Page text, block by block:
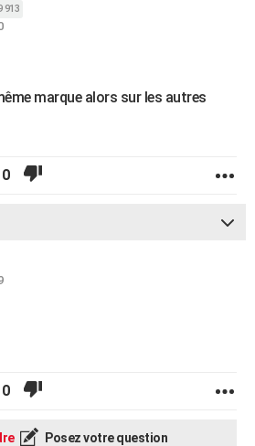
913
marque alors sur les autres
0
0
Posez votre question